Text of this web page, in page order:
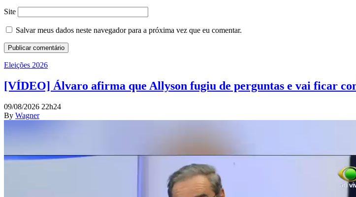
Site
Salvar meus dados neste navegador para a próxima vez que eu comentar.
Eleições 2026
[VÍDEO] Álvaro afirma que Allyson fugiu de perguntas e vai ficar
09/08/2026 22h24
By Wagner